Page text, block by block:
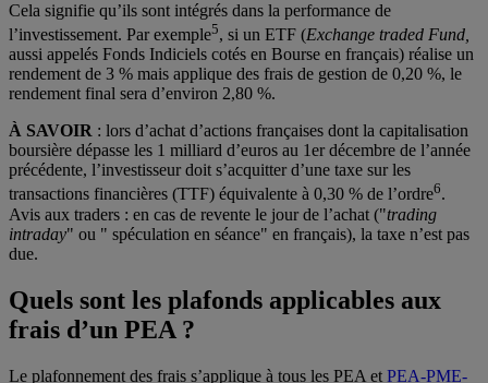
Cela signifie qu’ils sont intégrés dans la performance de
l’investissement. Par exemple5, si un ETF (Exchange traded Fund,
aussi appelés Fonds Indiciels cotés en Bourse en français) réalise un
rendement de 3 % mais applique des frais de gestion de 0,20 %, le
rendement final sera d’environ 2,80 %.
À SAVOIR : lors d’achat d’actions françaises dont la capitalisation
boursière dépasse les 1 milliard d’euros au 1er décembre de l’année
précédente, l’investisseur doit s’acquitter d’une taxe sur les
transactions financières (TTF) équivalente à 0,30 % de l’ordre6.
Avis aux traders : en cas de revente le jour de l’achat ("trading
intraday" ou " spéculation en séance" en français), la taxe n’est pas
due.
Quels sont les plafonds applicables aux
frais d’un PEA ?
Le plafonnement des frais s’applique à tous les PEA et PEA-PME-